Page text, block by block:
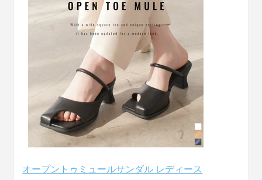
オープントゥミュールサンダル レディース